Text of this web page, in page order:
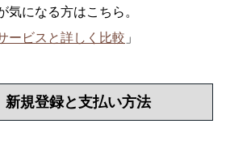
気になる方はこちら。
ービスと詳しく比較 」
新規登録と支払い方法